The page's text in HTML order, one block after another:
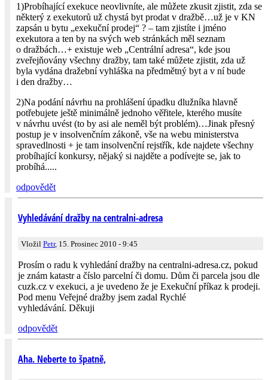
1)Probíhající exekuce neovlivníte, ale můžete zkusit zjistit, zda se
některý z exekutorů už chystá byt prodat v dražbě…už je v KN
zapsán u bytu „exekuční prodej“ ? – tam zjistíte i jméno
exekutora a ten by na svých web stránkách měl seznam
o dražbách…+ existuje web „Centrální adresa“, kde jsou
zveřejňovány všechny dražby, tam také můžete zjistit, zda už
byla vydána dražební vyhláška na předmětný byt a v ní bude
i den dražby…
2)Na podání návrhu na prohlášení úpadku dlužníka hlavně
potřebujete ještě minimálně jednoho věřitele, kterého musíte
v návrhu uvést (to by asi ale neměl být problém)…Jinak přesný
postup je v insolvenčním zákoně, vše na webu ministerstva
spravedlnosti + je tam insolvenční rejstřík, kde najdete všechny
probíhající konkursy, nějaký si najděte a podívejte se, jak to
probíhá.....
odpovědět
Vyhledávání dražby na centralni-adresa
Vložil Petr, 15. Prosinec 2010 - 9:45
Prosím o radu k vyhledání dražby na centralni-adresa.cz, pokud
je znám katastr a číslo parcelní či domu. Dům či parcela jsou dle
cuzk.cz v exekuci, a je uvedeno že je Exekuční příkaz k prodeji.
Pod menu Veřejné dražby jsem zadal Rychlé
vyhledávání. Děkuji
odpovědět
Aha. Neberte to špatně,